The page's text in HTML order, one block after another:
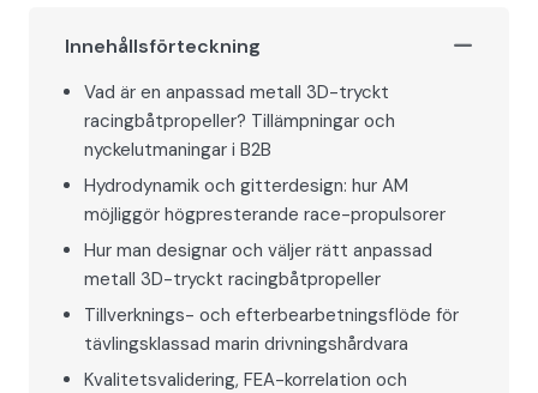
Innehållsförteckning
Vad är en anpassad metall 3D-tryckt
racingbåtpropeller? Tillämpningar och
nyckelutmaningar i B2B
Hydrodynamik och gitterdesign: hur AM
möjliggör högpresterande race-propulsorer
Hur man designar och väljer rätt anpassad
metall 3D-tryckt racingbåtpropeller
Tillverknings- och efterbearbetningsflöde för
tävlingsklassad marin drivningshårdvara
Kvalitetsvalidering, FEA-korrelation och